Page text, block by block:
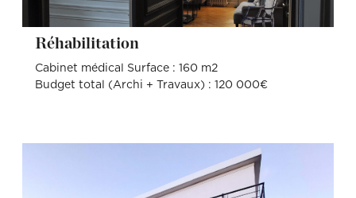
Réhabilitation
Cabinet médical Surface : 160 m2
Budget total (Archi + Travaux) : 120 000€